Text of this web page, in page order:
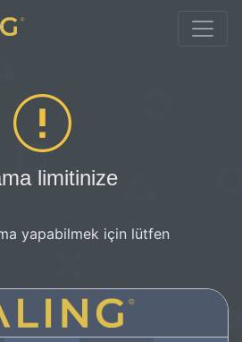
limitinize
yapabilmek için lütfen